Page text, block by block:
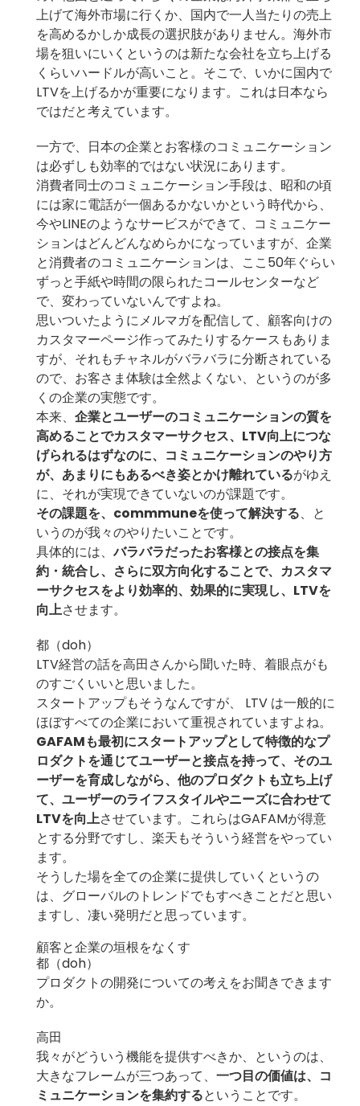
上げて海外市場に行くか、国内で一人当たりの売上
を高めるかしか成長の選択肢がありません。海外市
場を狙いにいくというのは新たな会社を立ち上げる
くらいハードルが高いこと。そこで、いかに国内で
LTVを上げるかが重要になります。これは日本なら
ではだと考えています。
一方で、日本の企業とお客様のコミュニケーション
は必ずしも効率的ではない状況にあります。
消費者同士のコミュニケーション手段は、昭和の頃
には家に電話が一個あるかないかという時代から、
今やLINEのようなサービスができて、コミュニケー
ションはどんどんなめらかになっていますが、企業
と消費者のコミュニケーションは、ここ50年ぐらい
ずっと手紙や時間の限られたコールセンターなど
で、変わっていないんですよね。
思いついたようにメルマガを配信して、顧客向けの
カスタマーページ作ってみたりするケースもありま
すが、それもチャネルがバラバラに分断されている
ので、お客さま体験は全然よくない、というのが多
くの企業の実態です。
本来、 企業とユーザーのコミュニケーションの質を
高めることでカスタマーサクセス、LTV向上につな
げられるはずなのに、コミュニケーションのやり方
が、あまりにもあるべき姿とかけ離れているがゆえ
に、それが実現できていないのが課題です。
その課題を、commmuneを使って解決する、と
いうのが我々のやりたいことです。
具体的には、バラバラだったお客様との接点を集
約・統合し、さらに双方向化することで、カスタマ
ーサクセスをより効率的、効果的に実現し、LTVを
向上させます。
都（doh）
LTV経営の話を高田さんから聞いた時、着眼点がも
のすごくいいと思いました。
スタートアップもそうなんですが、 LTV は一般的に
ほぼすべての企業において重視されていますよね。
GAFAMも最初にスタートアップとして特徴的なプ
ロダクトを通じてユーザーと接点を持って、そのユ
ーザーを育成しながら、他のプロダクトも立ち上げ
て、ユーザーのライフスタイルやニーズに合わせて
LTVを向上させています。これらはGAFAMが得意
とする分野ですし、楽天もそういう経営をやってい
ます。
そうした場を全ての企業に提供していくというの
は、グローバルのトレンドでもすべきことだと思い
ますし、凄い発明だと思っています。
顧客と企業の垣根をなくす
都（doh）
プロダクトの開発についての考えをお聞きできます
か。
高田
我々がどういう機能を提供すべきか、というのは、
大きなフレームが三つあって、 一つ目の価値は、コ
ミュニケーションを集約するということです。